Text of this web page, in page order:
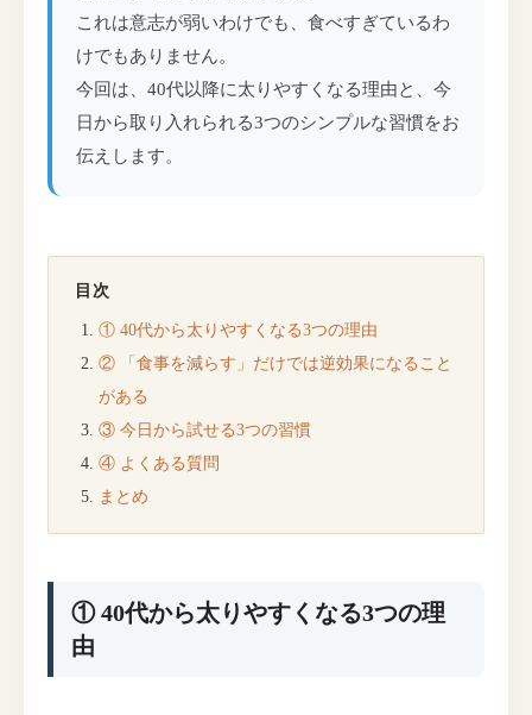
これは意志が弱いわけでも、食べすぎているわ
けでもありません。
今回は、40代以降に太りやすくなる理由と、今
日から取り入れられる3つのシンプルな習慣をお
伝えします。
目次
① 40代から太りやすくなる3つの理由
② 「食事を減らす」だけでは逆効果になること
がある
③ 今日から試せる3つの習慣
④ よくある質問
まとめ
① 40代から太りやすくなる3つの理
由